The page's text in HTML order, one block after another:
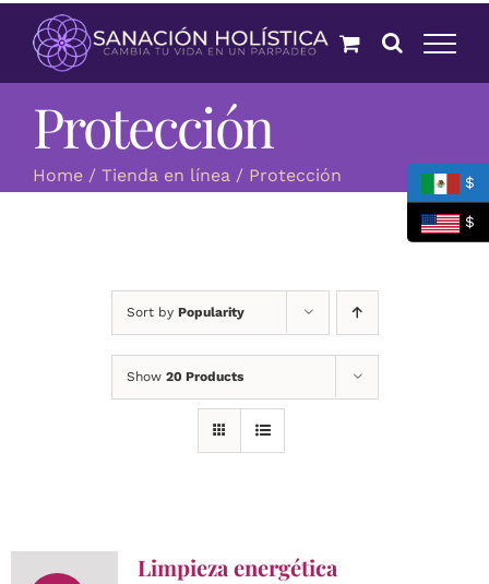
content
Protección
Home Tienda en línea Protección
Sort by Popularity
Show 20 Products
Limpieza energética
$
$